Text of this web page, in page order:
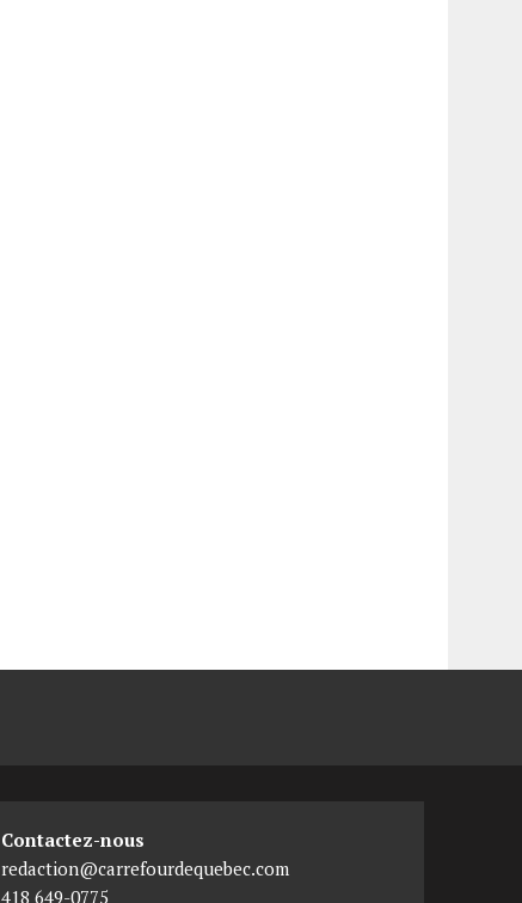
Contactez-nous
redaction@carrefourdequebec.com
418 649-0775